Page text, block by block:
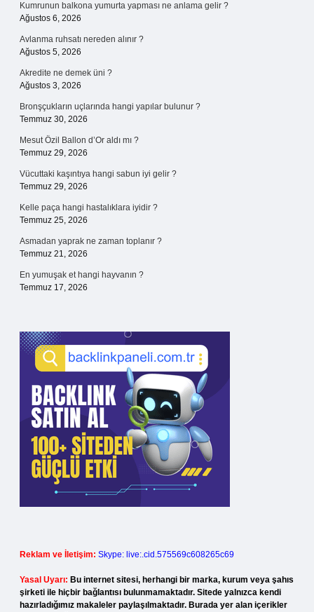
Kumrunun balkona yumurta yapması ne anlama gelir ?
Ağustos 6, 2026
Avlanma ruhsatı nereden alınır ?
Ağustos 5, 2026
Akredite ne demek üni ?
Ağustos 3, 2026
Bronşçukların uçlarında hangi yapılar bulunur ?
Temmuz 30, 2026
Mesut Özil Ballon d’Or aldı mı ?
Temmuz 29, 2026
Vücuttaki kaşıntıya hangi sabun iyi gelir ?
Temmuz 29, 2026
Kelle paça hangi hastalıklara iyidir ?
Temmuz 25, 2026
Asmadan yaprak ne zaman toplanır ?
Temmuz 21, 2026
En yumuşak et hangi hayvanın ?
Temmuz 17, 2026
Reklam ve İletişim: Skype: live:.cid.575569c608265c69
Yasal Uyarı: Bu internet sitesi, herhangi bir marka, kurum veya şahıs
şirketi ile hiçbir bağlantısı bulunmamaktadır. Sitede yalnızca kendi
hazırladığımız makaleler paylaşılmaktadır. Burada yer alan içerikler